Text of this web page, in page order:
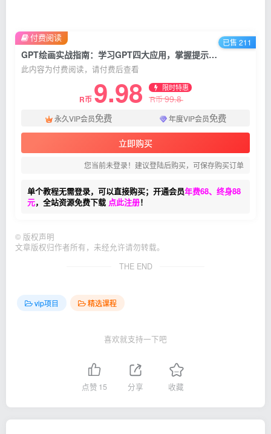
GPT绘画实战指南：学习GPT四大应用，掌握提示词设计，探索AI绘画赚钱之路
此内容为付费阅读，请付费后查看
R币 9.98 限时特惠
R币99.8
永久VIP会员免费 年度VIP会员免费
立即购买
您当前未登录！建议登陆后购买，可保存购买订单
单个教程无需登录，可以直接购买；开通会员年费68、终身88
元，全站资源免费下载 点此注册！
付费阅读 已售 211
© 版权声明
文章版权归作者所有，未经允许请勿转载。
THE END
vip项目 精选课程
喜欢就支持一下吧
点赞 15 分享 收藏